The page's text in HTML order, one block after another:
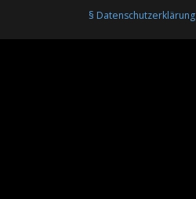
§ Datenschutzerklärung